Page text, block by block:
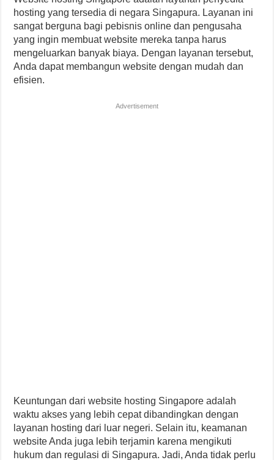
hosting yang tersedia di negara Singapura. Layanan ini
sangat berguna bagi pebisnis online dan pengusaha
yang ingin membuat website mereka tanpa harus
mengeluarkan banyak biaya. Dengan layanan tersebut,
Anda dapat membangun website dengan mudah dan
efisien.
Advertisement
Keuntungan dari website hosting Singapore adalah
waktu akses yang lebih cepat dibandingkan dengan
layanan hosting dari luar negeri. Selain itu, keamanan
website Anda juga lebih terjamin karena mengikuti
hukum dan regulasi di Singapura. Jadi, Anda tidak perlu